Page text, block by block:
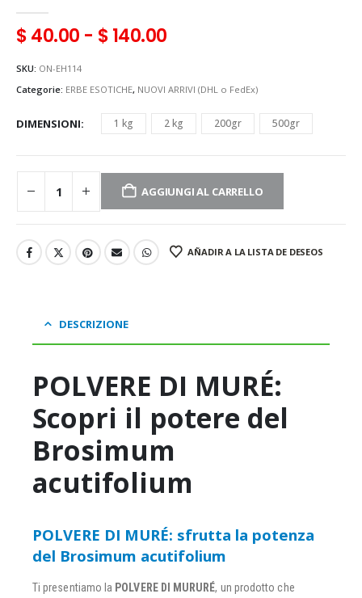
$40.00 - $140.00
SKU: ON-EH114
Categorie: ERBE ESOTICHE, NUOVI ARRIVI (DHL o FedEx)
DIMENSIONI 1 kg 2 kg 200gr 500gr
AGGIUNGI AL CARRELLO
AÑADIR A LA LISTA DE DESEOS
DESCRIZIONE
POLVERE DI MURÉ:
Scopri il potere del
Brosimum
acutifolium
POLVERE DI MURÉ: sfrutta la potenza
del Brosimum acutifolium
Ti presentiamo la POLVERE DI MURURÉ, un prodotto che